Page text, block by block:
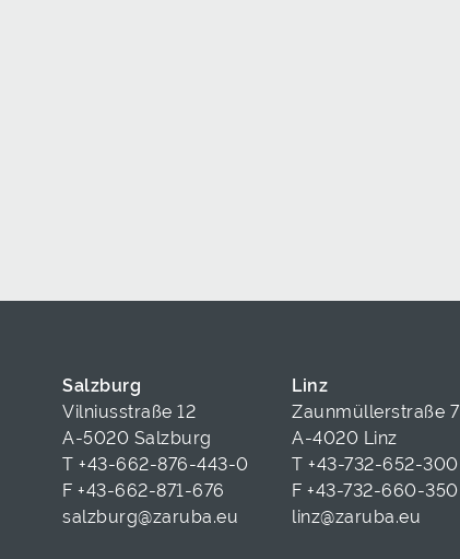
Salzburg
Vilniusstraße 12
A-5020 Salzburg
T +43-662-876-443-0
F +43-662-871-676
salzburg@zaruba.eu
Linz
Zaunmüllerstraße 7
A-4020 Linz
T +43-732-652-300
F +43-732-660-350
linz@zaruba.eu